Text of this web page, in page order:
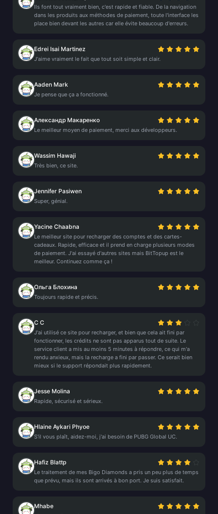
Ils font tout vraiment bien, c'est rapide et fiable. De la navigation
dans les produits aux méthodes de paiement, toute l'interface les
place bien devant les autres car elle évite beaucoup d'erreurs.
Edrei Isai Martinez
J'aime vraiment le fait que tout soit simple et clair.
Aaden Mark
Je pense que ça a fonctionné.
Александр Макаренко
Le meilleur moyen de paiement, merci aux développeurs.
Wassim Hawaji
Très bien, ce site.
Jennifer Pasiwen
Super, génial.
Yacine Chaabna
Le meilleur site pour recharger des comptes et des cartes-
cadeaux. Rapide, efficace et il prend en charge plusieurs modes
de paiement. J'ai essayé d'autres sites mais BitTopup est le
meilleur. Continuez comme ça !
Ольга Блохина
Toujours rapide et précis.
C C
J'ai utilisé ce site pour recharger, et bien que cela ait fini par
fonctionner, les crédits ne sont pas apparus tout de suite. Le
service client a mis au moins 5 minutes à répondre, ce qui m'a
rendu anxieux, mais la recharge a fini par passer. Ce serait bien
mieux si le support répondait plus rapidement.
Jesse Molina
Rapide, sécurisé et sérieux.
Hlaine Aykari Phyoe
S'il vous plaît, aidez-moi, j'ai besoin de PUBG Global UC.
Hafiz Blattp
Le traitement de mes Bigo Diamonds a pris un peu plus de temps
que prévu, mais ils sont arrivés à bon port. Je suis satisfait.
Mhabe